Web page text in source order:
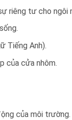
riêng tư cho ngôi
Tiếng Anh).
của cửa nhôm.
của môi trường.